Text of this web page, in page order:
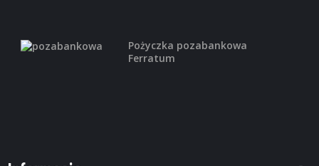
bezwarunkowe 0% prowizji za udzielenie
Pożyczka pozabankowa
Ferratum